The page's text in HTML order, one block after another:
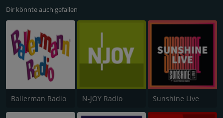
Dir könnte auch gefallen
Ballerman Radio N-JOY Radio Sunshine Live